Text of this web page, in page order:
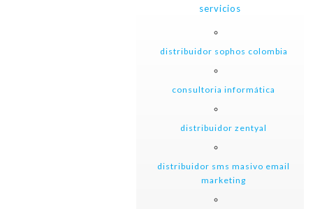
servicios
distribuidor sophos colombia
consultoria informática
distribuidor zentyal
distribuidor sms masivo email
marketing